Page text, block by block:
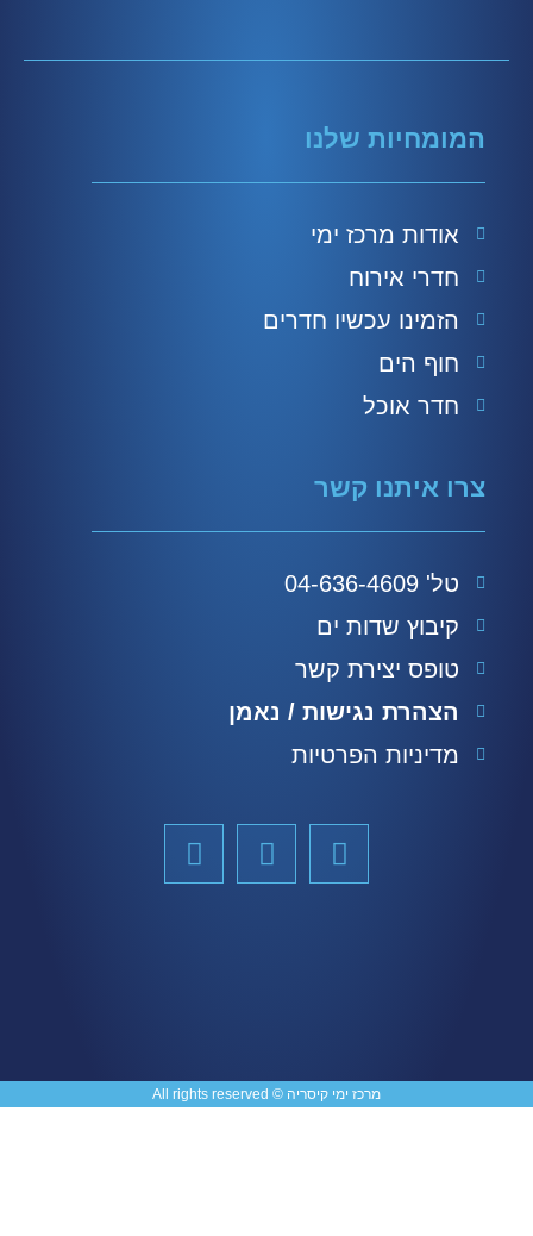
המומחיות שלנו
אודות מרכז ימי
חדרי אירוח
הזמינו עכשיו חדרים
חוף הים
חדר אוכל
צרו איתנו קשר
טל' 04-636-4609
קיבוץ שדות ים
טופס יצירת קשר
הצהרת נגישות / נאמן
מדיניות הפרטיות
מרכז ימי קיסריה © All rights reserved